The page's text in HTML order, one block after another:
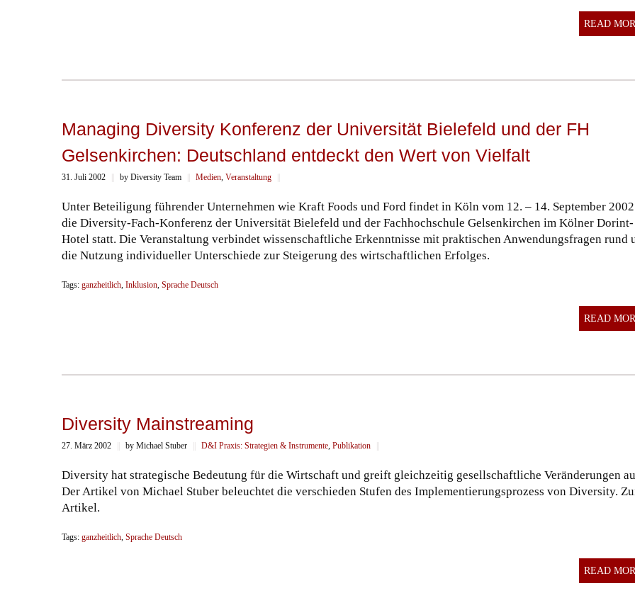
READ
Managing Diversity Konferenz der Universität Bielefeld und der FH
Gelsenkirchen: Deutschland entdeckt den Wert von Vielfalt
31. Juli 2002 by Diversity Team Medien, Veranstaltung
Unter Beteiligung führender Unternehmen wie Kraft Foods und Ford findet in Köln vom 12. – 14. September 2002
die Diversity-Fach-Konferenz der Universität Bielefeld und der Fachhochschule Gelsenkirchen im Kölner Dorint-
Hotel statt. Die Veranstaltung verbindet wissenschaftliche Erkenntnisse mit praktischen Anwendungsfragen rund
die Nutzung individueller Unterschiede zur Steigerung des wirtschaftlichen Erfolges.
Tags: ganzheitlich, Inklusion, Sprache Deutsch
READ
Diversity Mainstreaming
27. März 2002 by Michael Stuber D&I Praxis: Strategien & Instrumente, Publikation
Diversity hat strategische Bedeutung für die Wirtschaft und greift gleichzeitig gesellschaftliche Veränderungen
Der Artikel von Michael Stuber beleuchtet die verschieden Stufen des Implementierungsprozess von Diversity.
Artikel.
Tags: ganzheitlich, Sprache Deutsch
READ